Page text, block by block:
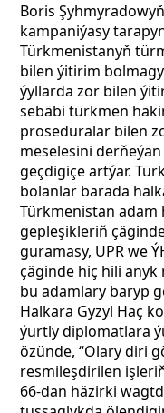
Boris
kampaniýasy
Türkmenistanyň
bilen ýitirim
ýyllarda zor bilen
sebäbi türkmen
proseduralar bilen
meselesini
geçdigiçe artýar.
bolanlar barada
Türkmenistan
gepleşikleriň
guramasy, UPR we
çäginde hiç hili
bu adamlary baryp
Halkara Gyzyl Haç
ýurtly diplomatlara
özünde, “Olary diri
resmileşdirilen
66-dan häzirki